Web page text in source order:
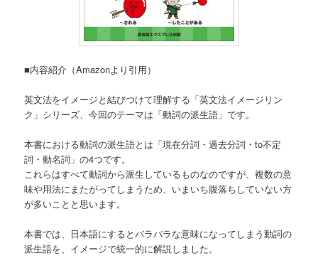
■内容紹介（Amazonより引用）
英文法をイメージと結びつけて理解する「英文法イメージリン
ク」シリーズ、今回のテーマは「動詞の派生語」です。
本書における動詞の派生語とは「現在分詞・過去分詞・to不定
詞・動名詞」の4つです。
これらはすべて動詞から派生しているものなのですが、複数の意
味や用法にまたがってしまうため、いまいち腹落ちしていない方
が多いことと思います。
本書では、日本語にするとバラバラな意味になってしまう動詞の
派生語を、イメージで統一的に解説しました。